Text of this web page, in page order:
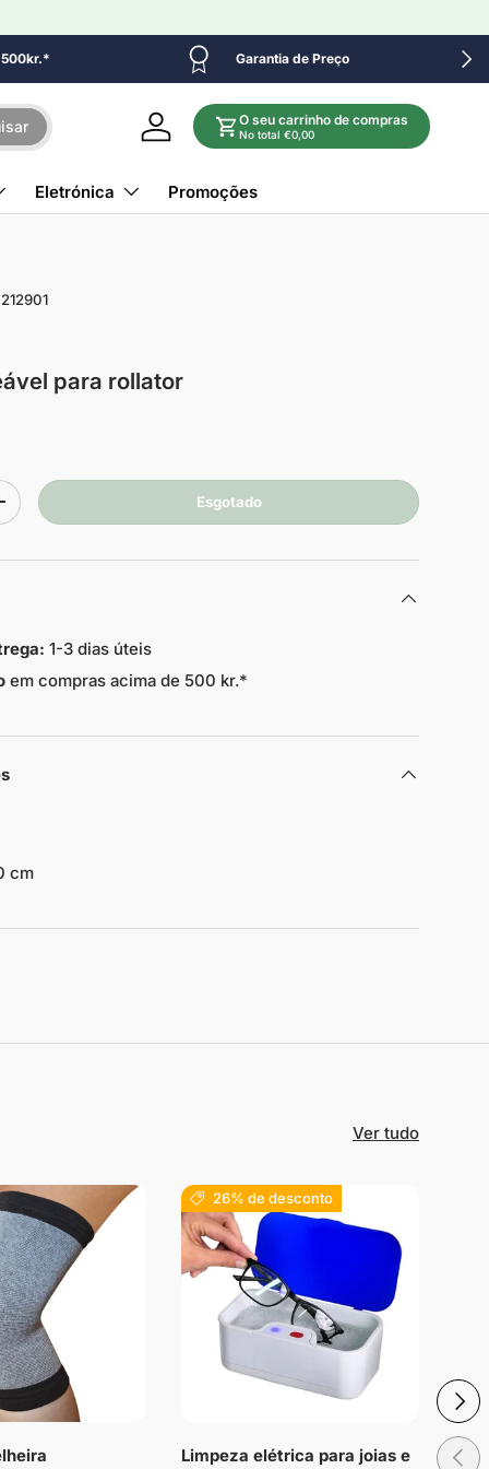
500kr.* Garantia de Preço
Iniciar sessão
O seu carrinho de compras
No total €0,00
Eletrónica Promoções
212901
para rollator
Esgotado
1-3 dias úteis
em compras acima de 500 kr.*
cm
Ver tudo
26% de desconto
Limpeza elétrica para joias e